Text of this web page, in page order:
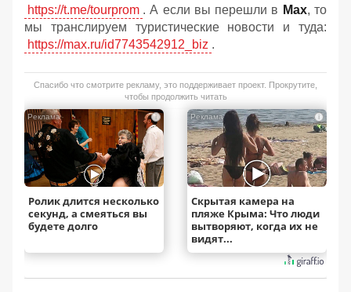
https://t.me/tourprom . А если вы перешли в Мах, то
мы транслируем туристические новости и туда:
https://max.ru/id7743542912_biz .
Спасибо что смотрите рекламу, это поддерживает проект. Прокрутите,
чтобы продолжить читать
i
Ролик длится несколько
секунд, а смеяться вы
будете долго
i
Скрытая камера на
пляже Крыма: Что люди
вытворяют, когда их не
видят...